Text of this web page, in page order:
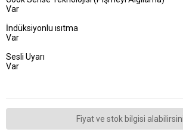
Var
İndüksiyonlu ısıtma
Var
Sesli Uyarı
Var
Fiyat ve stok bilgisi